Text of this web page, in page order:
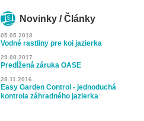
Novinky / Články
05.05.2018
Vodné rastliny pre koi jazierka
29.08.2017
Predĺžená záruka OASE
28.11.2016
Easy Garden Control - jednoduchá
kontrola záhradného jazierka